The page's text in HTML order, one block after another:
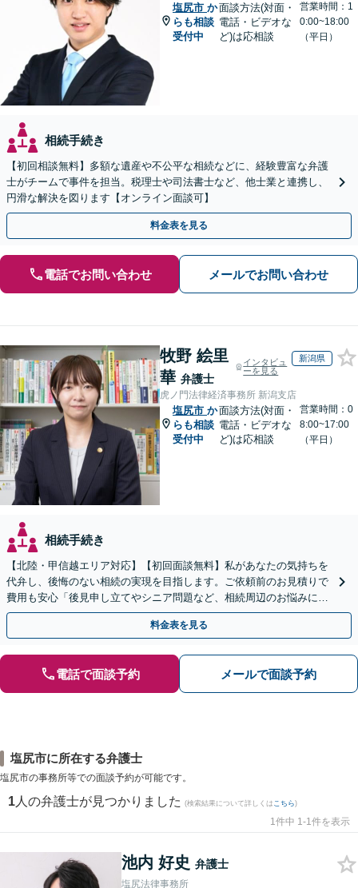
塩尻市 か
らも相談
受付中
面談方法(対面・
電話・ビデオな
ど)は応相談
営業時間：1
0:00~18:00
（平日）
相続手続き
【初回相談無料】多額な遺産や不公平な相続などに、経験豊富な弁護
士がチームで事件を担当。税理士や司法書士など、他士業と連携し、
円滑な解決を図ります【オンライン面談可】
料金表を見る
電話でお問い合わせ メールでお問い合わせ
牧野 絵里
華 弁護士
インタビュ
ーを見る
新潟県
虎ノ門法律経済事務所 新潟支店
塩尻市 か
らも相談
受付中
面談方法(対面・
電話・ビデオな
ど)は応相談
営業時間：0
8:00~17:00
（平日）
相続手続き
【北陸・甲信越エリア対応】【初回面談無料】私があなたの気持ちを
代弁し、後悔のない相続の実現を目指します。ご依頼前のお見積りで
費用も安心「後見申し立てやシニア問題など、相続周辺のお悩みにも
対処可能」【WEB面談対応】
料金表を見る
電話で面談予約 メールで面談予約
塩尻市に所在する弁護士
塩尻市の事務所等での面談予約が可能です。
1 人の弁護士が見つかりました (検索結果について詳しくは こちら)
1件中 1-1件を表示
池内 好史 弁護士
塩尻法律事務所